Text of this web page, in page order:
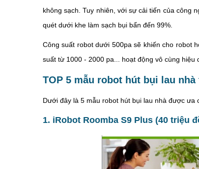
không sạch. Tuy nhiên, với sự cải tiến của công
quét dưới khe làm sạch bụi bẩn đến 99%.
Công suất robot dưới 500pa sẽ khiến cho robot
suất từ 1000 - 2000 pa... hoạt động vô cùng hiệu
TOP 5 mẫu robot hút bụi lau nhà
Dưới đây là 5 mẫu robot hút bụi lau nhà được ưa
1. iRobot Roomba S9 Plus (40 triệu